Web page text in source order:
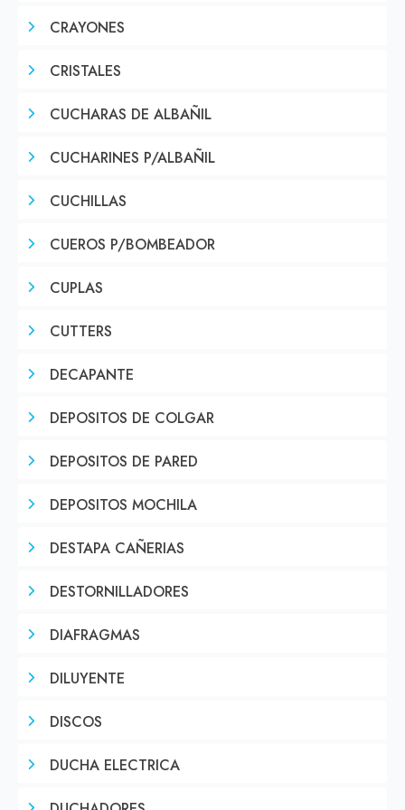
CRAYONES
CRISTALES
CUCHARAS DE ALBAÑIL
CUCHARINES P/ALBAÑIL
CUCHILLAS
CUEROS P/BOMBEADOR
CUPLAS
CUTTERS
DECAPANTE
DEPOSITOS DE COLGAR
DEPOSITOS DE PARED
DEPOSITOS MOCHILA
DESTAPA CAÑERIAS
DESTORNILLADORES
DIAFRAGMAS
DILUYENTE
DISCOS
DUCHA ELECTRICA